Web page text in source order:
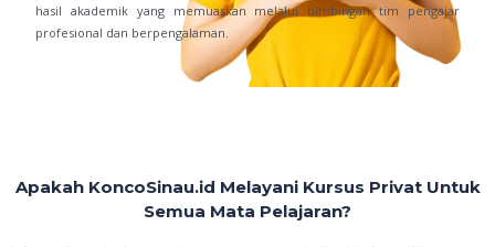
hasil akademik yang memuaskan melalui bimbingan tim pengajar
profesional dan berpengalaman.
Apakah KoncoSinau.id Melayani Kursus Privat Untuk
Semua Mata Pelajaran?